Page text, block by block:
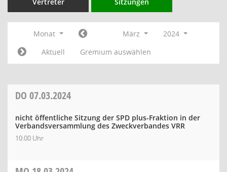
Monat März
2024
Aktuell
Gremium auswählen
DO 07.03.2024
nicht öffentliche Sitzung der SPD plus-Fraktion in der
Verbandsversammlung des Zweckverbandes VRR
10:00 Uhr